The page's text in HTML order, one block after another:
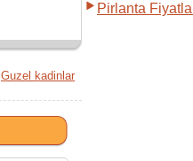
Guzel kadinlar
Pirlanta